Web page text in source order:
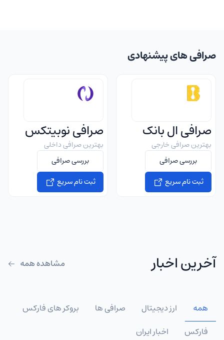
صرافی های پیشنهادی
صرافی ال بانک
بهترین صرافی خارجی
بررسی صرافی
ثبت نام سریع
صرافی نوبیتکس
بهترین صرافی داخلی
بررسی صرافی
ثبت نام سریع
آخرین اخبار مشاهده همه
همه ارز دیجیتال صرافی ها
بروکر های فارکس
فارکس
اخبار ایران